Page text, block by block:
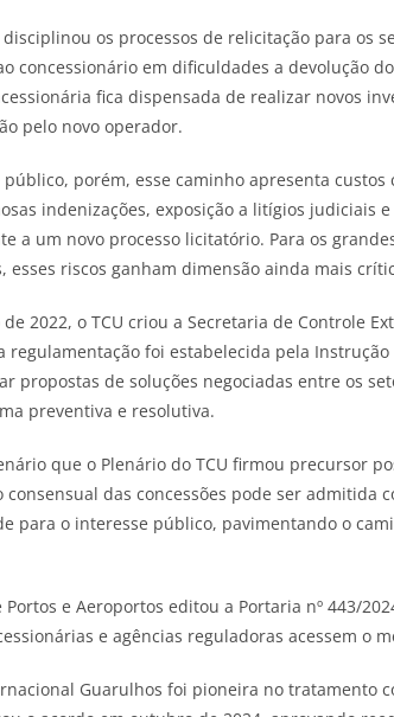
disciplinou os processos de relicitação para os
concessionário em dificuldades a devolução
fica dispensada de realizar novos
pelo novo operador.
porém, esse caminho apresenta
indenizações, exposição a litígios judiciais
a um novo processo licitatório. Para os
esses riscos ganham dimensão ainda mais
2022, o TCU criou a Secretaria de Controle
regulamentação foi estabelecida pela
propostas de soluções negociadas entre os
preventiva e resolutiva.
que o Plenário do TCU firmou precursor
das concessões pode ser admitida
para o interesse público, pavimentando o
e Aeroportos editou a Portaria nº 443/
e agências reguladoras acessem o
Guarulhos foi pioneira no tratamento